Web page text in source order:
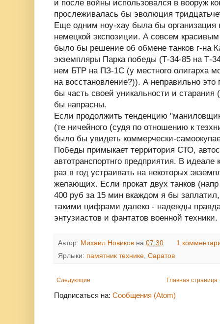
и после войны использовался в вооруж
прослеживалась бы эволюция
Еще одним ноу-хау была бы организация
немецкой экспозиции. А совсем
было бы решение об обмене танков г-на
экземпляры Парка победы (Т-34-85 на Т-
нем БТР на ПЗ-1С (у местного олигарха
на восстановление?)). А неправильно это
бы часть своей уникальности и
бы напрасны.
Если продолжить тенденцию
(те ничейного (судя по отношению к
было бы увидеть коммерчески-
Победы примыкает территория СТО,
автотранспортнго предприятия. В
раз в год устраивать на некоторых
желающих. Если прокат двух танков
400 руб за 15 мин вкаждом я бы
такими цифрами далеко - надежды
энтузиастов и фантатов военной техники.
Автор: Михаил Новиков на 07:30
1
Ярлыки: памятник технике, Саратов
Следующие Главная страница
Подписаться на: Сообщения (Atom)